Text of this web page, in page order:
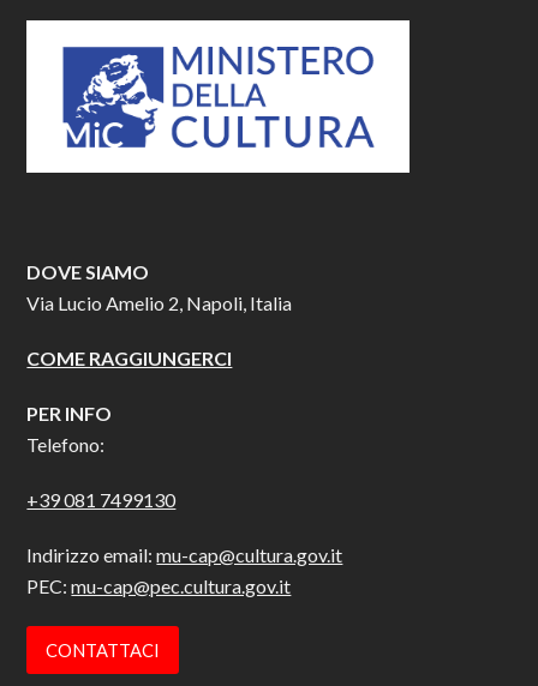
DOVE SIAMO
Via Lucio Amelio 2, Napoli, Italia
COME RAGGIUNGERCI
PER INFO
Telefono:
+39 081 7499130
Indirizzo email:mu-cap@cultura.gov.it
PEC:mu-cap@pec.cultura.gov.it
CONTATTACI